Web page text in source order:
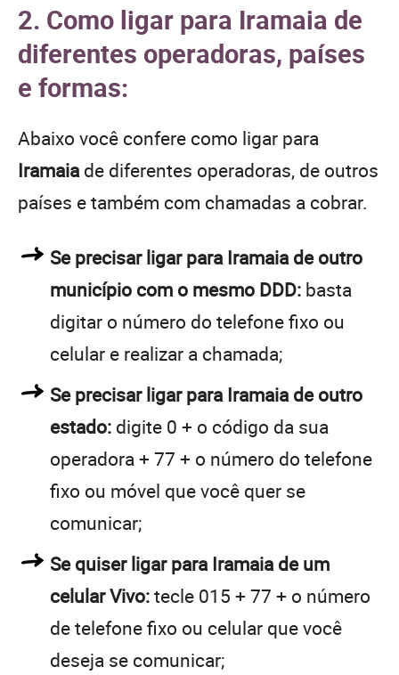
2. Como ligar para Iramaia de
diferentes operadoras, países
e formas:
Abaixo você confere como ligar para
Iramaia de diferentes operadoras, de outros
países e também com chamadas a cobrar.
Se precisar ligar para Iramaia de outro
município com o mesmo DDD: basta
digitar o número do telefone fixo ou
celular e realizar a chamada;
Se precisar ligar para Iramaia de outro
estado: digite 0 + o código da sua
operadora + 77 + o número do telefone
fixo ou móvel que você quer se
comunicar;
Se quiser ligar para Iramaia de um
celular Vivo:tecle 015 + 77 + o número
de telefone fixo ou celular que você
deseja se comunicar;